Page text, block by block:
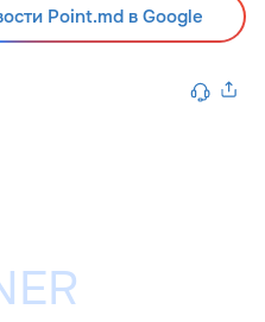
Point.md в Google